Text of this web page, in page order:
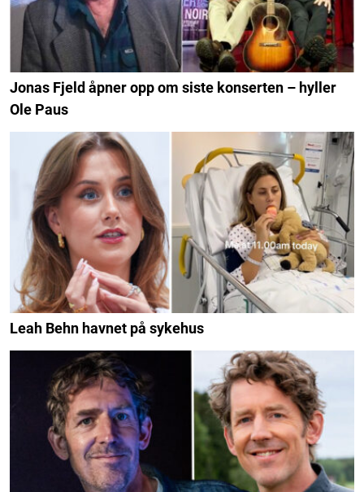
Jonas Fjeld åpner opp om siste konserten – hyller
Ole Paus
Leah Behn havnet på sykehus